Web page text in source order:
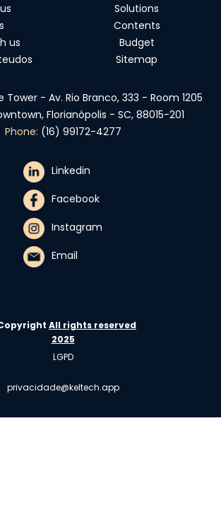
Solutions
Contents
us
Budget
Sitemap
Tower - Av. Rio Branco, 333 - Room 1205
Florianópolis - SC, 88015-201
Phone: (16) 99172-4277
Linkedin
Facebook
Instagram
Email
All rights reserved
2025
LGPD
privacidade@keltech.app